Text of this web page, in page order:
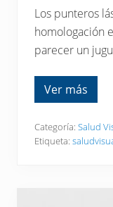
a
d
o
i
u
a
l
e
n
r
Los punteros
homologación
parecer un
L
á
e
r
Ver más
Categoría: Salud
Etiqueta: